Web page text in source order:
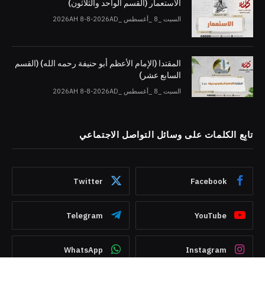
الاستعمار (القسم الواحد والثلاثون)
السبت _8 _أغسطس _2026AH 8-8-2026AD
المقتدا (الإمام الأعظم أبو حنيفة رحمه الله) (القسم
السابع عشر)
السبت _8 _أغسطس _2026AH 8-8-2026AD
تابِع الكلمات على وسائل التواصل الاجتماعي
Facebook
Twitter
YouTube
Telegram
Instagram
WhatsApp